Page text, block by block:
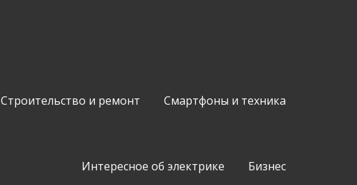
Строительство и ремонт Смартфоны и техника
Интересное об электрике Бизнес